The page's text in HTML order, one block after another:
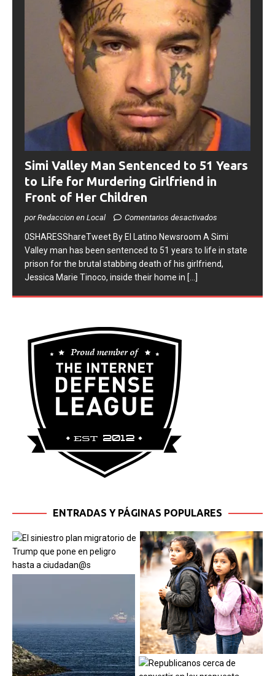
Simi Valley Man Sentenced to 51 Years
to Life for Murdering Girlfriend in
Front of Her Children
por Redaccion en Local
0SHARESShareTweet ​By El Latino Newsroom ​A Simi
Valley man has been sentenced to 51 years to life in state
prison for the brutal stabbing death of his girlfriend,
[...]